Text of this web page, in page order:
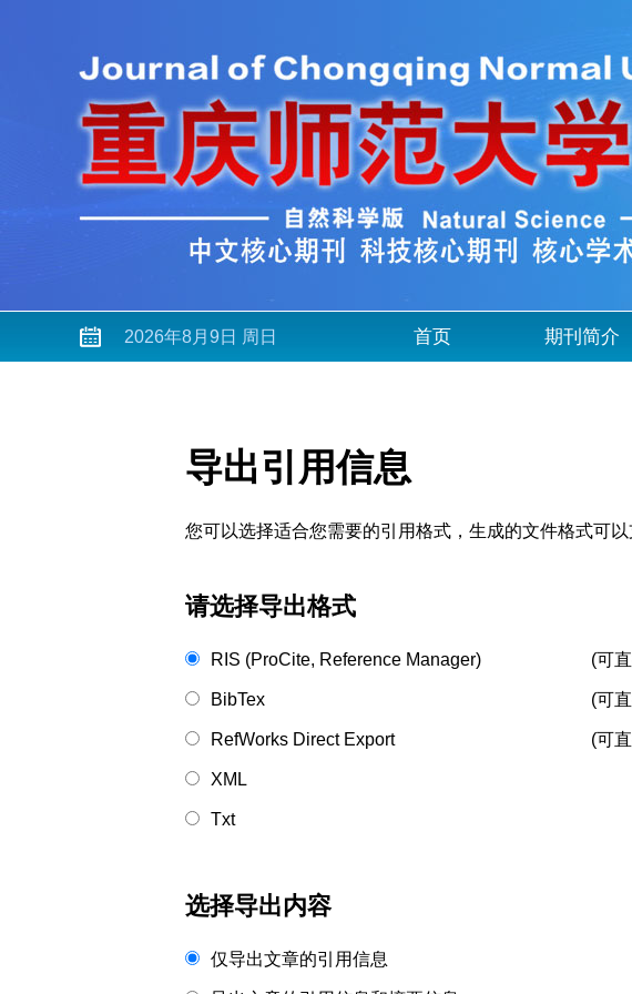
2026年8月9日 周日 首页 期刊简介
导出引用信息
您可以选择适合您需要的引用格式，生成的文件格式可
请选择导出格式
RIS (ProCite, Reference Manager) (可
BibTex (可
RefWorks Direct Export (可
XML
Txt
选择导出内容
仅导出文章的引用信息